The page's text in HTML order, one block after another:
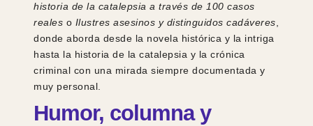
historia de la catalepsia a través de 100 casos
reales o Ilustres asesinos y distinguidos cadáveres
donde aborda desde la novela histórica y la intriga
hasta la historia de la catalepsia y la crónica
criminal con una mirada siempre documentada y
muy personal.
Humor, columna y